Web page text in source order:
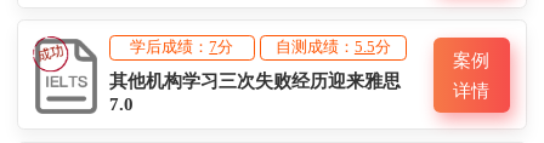
学后成绩：7分 自测成绩： 5.5分
其他机构学习三次失败经历迎来雅思
7.0
案例
详情